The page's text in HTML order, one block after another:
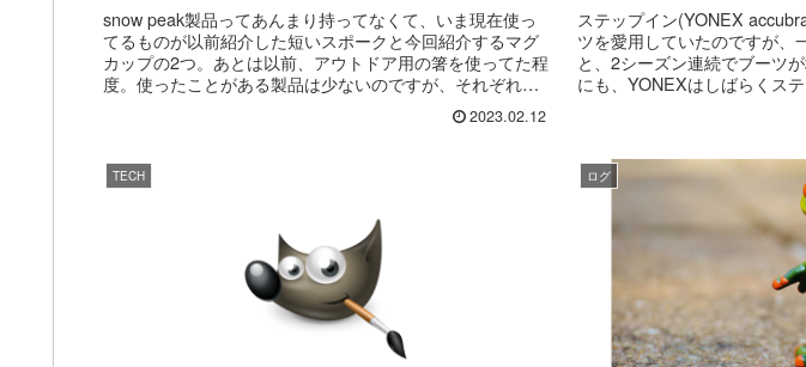
snow peak製品ってあんまり持ってなくて、いま現在使っ
てるものが以前紹介した短いスポークと今回紹介するマグ
カップの2つ。あとは以前、アウトドア用の箸を使ってた程
度。使ったことがある製品は少ないのですが、それぞれを
2023.02.12
ステップイン(YONEX
ツを愛用していたのですが、
と、2シーズン連続でブーツ
にも、YONEXはしばらくス
TECH ログ